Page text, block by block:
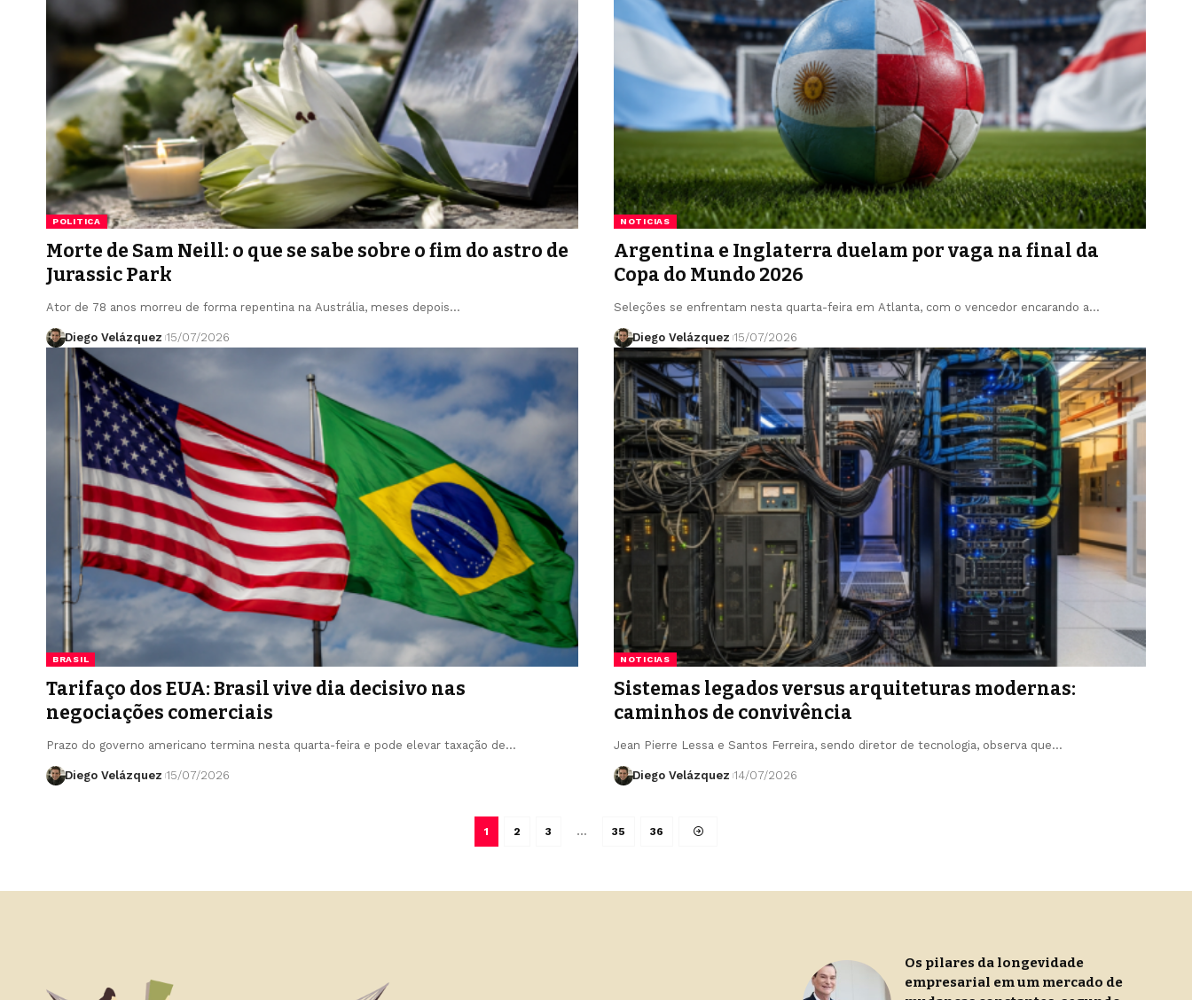
POLITICA
Morte de Sam Neill: o que se sabe sobre o fim do astro de
Jurassic Park
Ator de 78 anos morreu de forma repentina na Austrália, meses depois…
Diego Velázquez 15/07/2026
NOTICIAS
Argentina e Inglaterra duelam por vaga na final da
Copa do Mundo 2026
Seleções se enfrentam nesta quarta-feira em Atlanta, com o vencedor encarando a…
Diego Velázquez 15/07/2026
BRASIL
Tarifaço dos EUA: Brasil vive dia decisivo nas
negociações comerciais
Prazo do governo americano termina nesta quarta-feira e pode elevar taxação de…
Diego Velázquez 15/07/2026
NOTICIAS
Sistemas legados versus arquiteturas modernas:
caminhos de convivência
Jean Pierre Lessa e Santos Ferreira, sendo diretor de tecnologia, observa que…
Diego Velázquez 14/07/2026
1 2 3 … 35 36
Os pilares da longevidade
empresarial em um mercado de